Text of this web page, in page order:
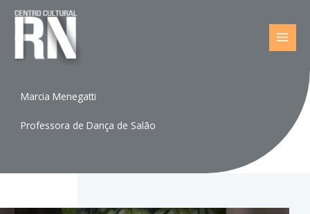
conteúdo
Marcia Menegatti
Professora de Dança de Salão​